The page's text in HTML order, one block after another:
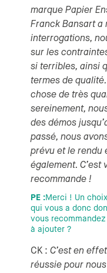
marque Papier
Franck Bansart a
interrogations,
sur les
si terribles, ainsi
termes de
chose de très
sereinement,
des démos
passé, nous
prévu et le rendu
également. C’est
recommande !
PE :Merci ! Un
qui vous a donc
vous
à ajouter ?
CK : C’est en
réussie pour